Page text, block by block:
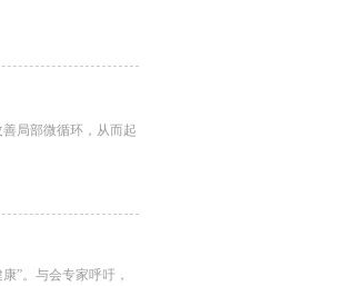
局部微循环，从而起
”。与会专家呼吁，